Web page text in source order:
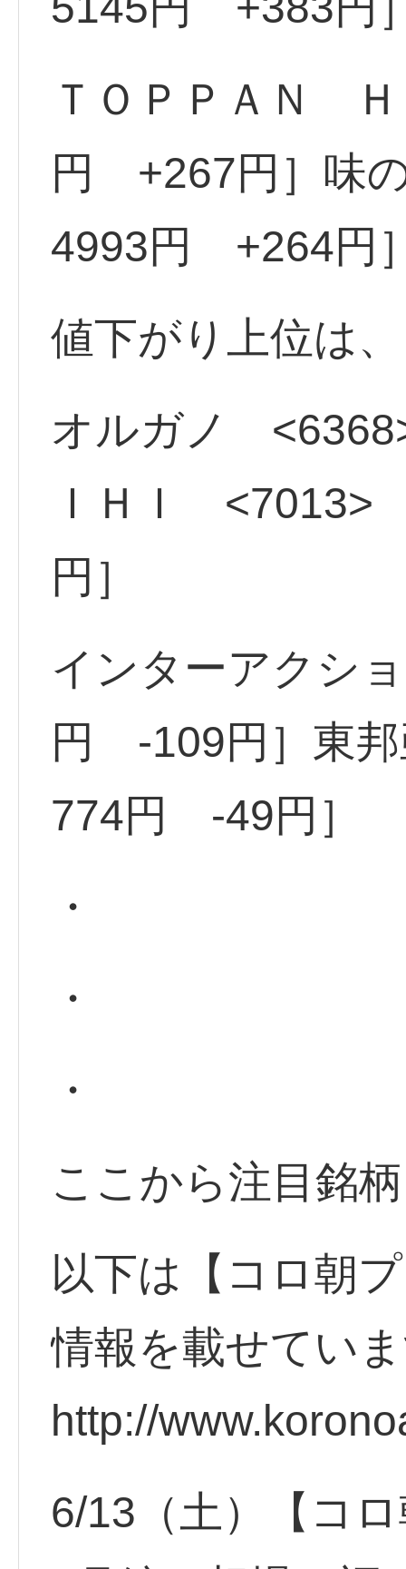
ＴＯＰＰＡＮ
円 +267円］味
4993円 +264円
値下がり上位は、
オルガノ
ＩＨＩ <7013>
円］
インターアクシ
円 -109円］東
774円 -49円］
・
・
・
ここから注目銘柄
以下は【コロ朝
情報を載せてい
http://
6/13（土）【コ